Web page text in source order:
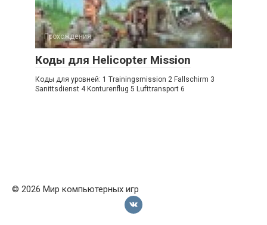
Прохождения
Коды для Helicopter Mission
Коды для уровней: 1 Trainingsmission 2 Fallschirm 3
Sanittsdienst 4 Konturenflug 5 Lufttransport 6
© 2026 Мир компьютерных игр